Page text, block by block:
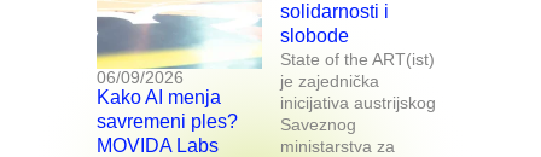
06/09/2026
Kako AI menja
savremeni ples?
MOVIDA Labs
solidarnosti i
slobode
State of the ART(ist)
je zajednička
inicijativa austrijskog
Saveznog
ministarstva za